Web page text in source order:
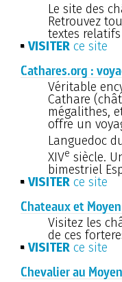
Le site des
Retrouvez
textes
VISITER ce site
Cathares.org :
Véritable
Cathare
mégalithes,
offre un
Languedoc
XIVe siècle.
bimestriel
VISITER ce site
Chateaux et
Visitez les
de ces
VISITER ce site
Chevalier au